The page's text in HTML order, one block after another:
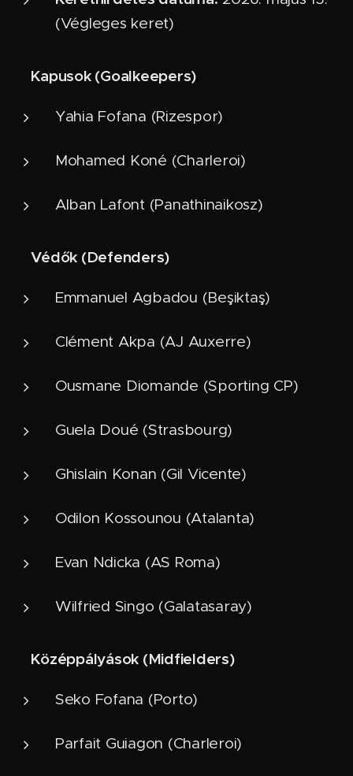
(Végleges keret)
Kapusok (Goalkeepers)
Yahia Fofana (Rizespor)
Mohamed Koné (Charleroi)
Alban Lafont (Panathinaikosz)
🛡️Védők (Defenders)
Emmanuel Agbadou (Beşiktaş)
Clément Akpa (AJ Auxerre)
Ousmane Diomande (Sporting CP)
Guela Doué (Strasbourg)
Ghislain Konan (Gil Vicente)
Odilon Kossounou (Atalanta)
Evan Ndicka (AS Roma)
Wilfried Singo (Galatasaray)
Középpályások (Midfielders)
Seko Fofana (Porto)
Parfait Guiagon (Charleroi)